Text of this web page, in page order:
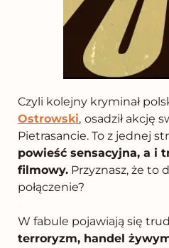
Czyli kolejny kryminał
Ostrowski, osadził akcję
Pietrasancie. To z jednej
powieść sensacyjna, a i
filmowy. Przyznasz, że to
połączenie?
.
W fabule pojawiają się
terroryzm, handel